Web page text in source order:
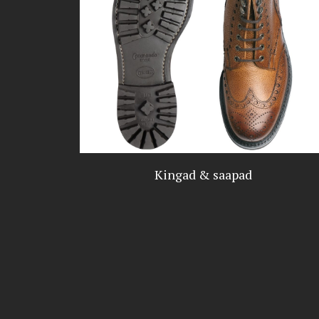
Kingad & saapad